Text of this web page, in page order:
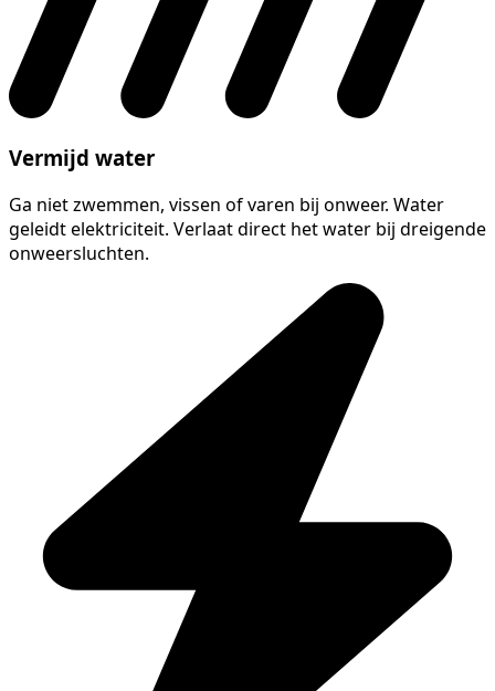
Vermijd water
Ga niet zwemmen, vissen of varen bij onweer. Water
geleidt elektriciteit. Verlaat direct het water bij dreigende
onweersluchten.